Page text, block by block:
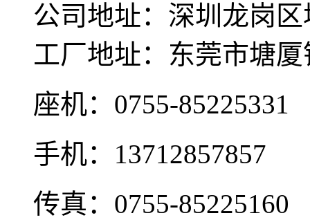
公司地址：深圳龙岗
工厂地址：东莞市塘
座机：0755-85225331
手机：13712857857
传真：0755-85225160